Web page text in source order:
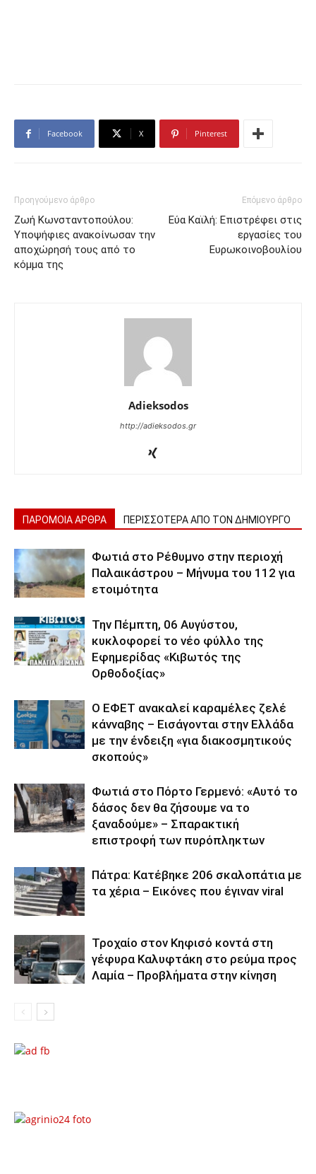
Facebook X Pinterest
Προηγούμενο άρθρο
Ζωή Κωνσταντοπούλου:
Υποψήφιες ανακοίνωσαν την
αποχώρησή τους από το
κόμμα της
Επόμενο άρθρο
Εύα Καϊλή: Επιστρέφει στις
εργασίες του
Ευρωκοινοβουλίου
Adieksodos
http://adieksodos.gr
ΠΑΡΟΜΟΙΑ ΑΡΘΡΑ ΠΕΡΙΣΣΟΤΕΡΑ ΑΠΟ ΤΟΝ ΔΗΜΙΟΥΡΓΟ
Φωτιά στο Ρέθυμνο στην περιοχή
Παλαικάστρου – Μήνυμα του 112 για
ετοιμότητα
Την Πέμπτη, 06 Αυγύστου,
κυκλοφορεί το νέο φύλλο της
Εφημερίδας «Κιβωτός της
Ορθοδοξίας»
Ο ΕΦΕΤ ανακαλεί καραμέλες ζελέ
κάνναβης – Εισάγονται στην Ελλάδα
με την ένδειξη «για διακοσμητικούς
σκοπούς»
Φωτιά στο Πόρτο Γερμενό: «Αυτό το
δάσος δεν θα ζήσουμε να το
ξαναδούμε» – Σπαρακτική
επιστροφή των πυρόπληκτων
Πάτρα: Κατέβηκε 206 σκαλοπάτια με
τα χέρια – Εικόνες που έγιναν viral
Τροχαίο στον Κηφισό κοντά στη
γέφυρα Καλυφτάκη στο ρεύμα προς
Λαμία – Προβλήματα στην κίνηση